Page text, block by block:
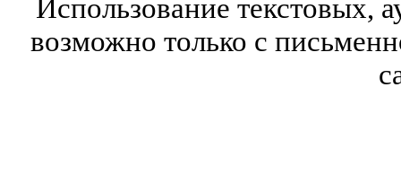
Использование текстовых,
возможно только с